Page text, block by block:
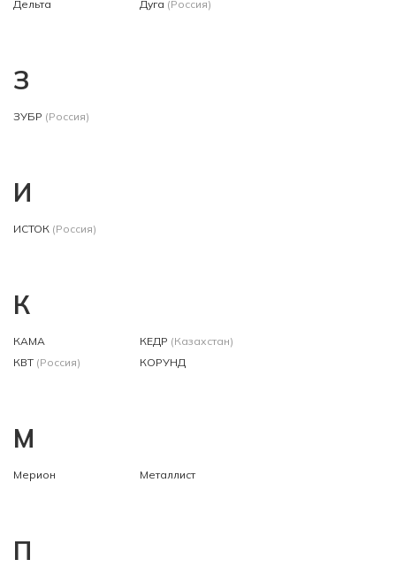
Дельта Дуга (Россия)
З
ЗУБР (Россия)
И
ИСТОК (Россия)
К
КАМА
КВТ (Россия)
КЕДР (Казахстан)
КОРУНД
М
Мерион Металлист
П